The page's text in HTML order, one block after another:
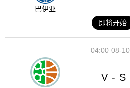
巴伊亚
即将开始
08-10
04:00
V - S